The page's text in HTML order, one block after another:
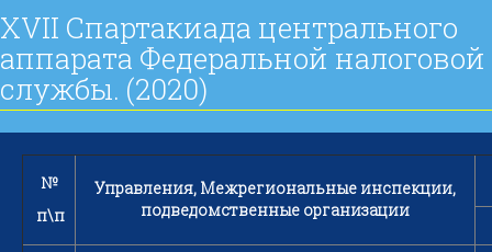
XVII Спартакиада центрального
аппарата Федеральной налоговой
службы. (2020)
№
п\п
Управления, Межрегиональные инспекции,
подведомственные организации